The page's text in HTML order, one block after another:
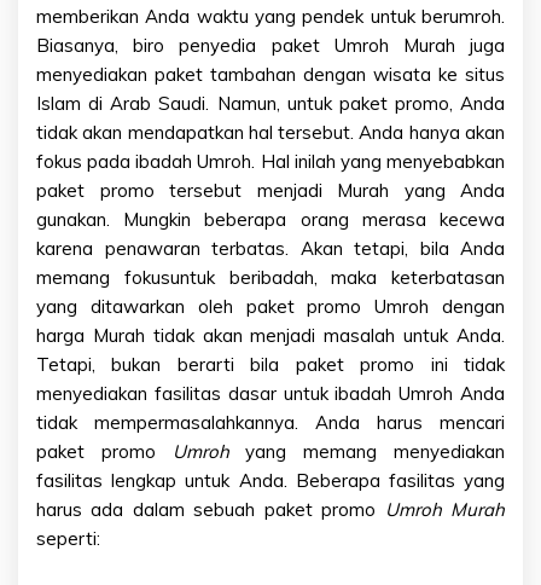
memberikan Anda waktu yang pendek untuk berumroh.
Biasanya, biro penyedia paket Umroh Murah juga
menyediakan paket tambahan dengan wisata ke situs
Islam di Arab Saudi. Namun, untuk paket promo, Anda
tidak akan mendapatkan hal tersebut. Anda hanya akan
fokus pada ibadah Umroh. Hal inilah yang menyebabkan
paket promo tersebut menjadi Murah yang Anda
gunakan. Mungkin beberapa orang merasa kecewa
karena penawaran terbatas. Akan tetapi, bila Anda
memang fokusuntuk beribadah, maka keterbatasan
yang ditawarkan oleh paket promo Umroh dengan
harga Murah tidak akan menjadi masalah untuk Anda.
Tetapi, bukan berarti bila paket promo ini tidak
menyediakan fasilitas dasar untuk ibadah Umroh Anda
tidak mempermasalahkannya. Anda harus mencari
paket promo
Umrohyang memang menyediakan
fasilitas lengkap untuk Anda. Beberapa fasilitas yang
harus ada dalam sebuah paket promo Umroh Murah
seperti: